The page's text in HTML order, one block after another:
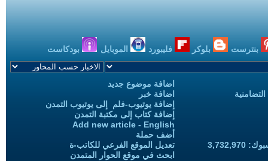
بنترست بلوكر فليبورد الموبايل بودكاست
اضافة موضوع جديد
اضافة خبر
إضافة يوتيوب-فلم إلى يوتيوب التمدن
إضافة كتاب إلى مكتبة التمدن
Add new article - English
أضف حملة
تعديل الموقع الفرعي للكاتب-ة
ابحث في موقع الحوار المتمدن